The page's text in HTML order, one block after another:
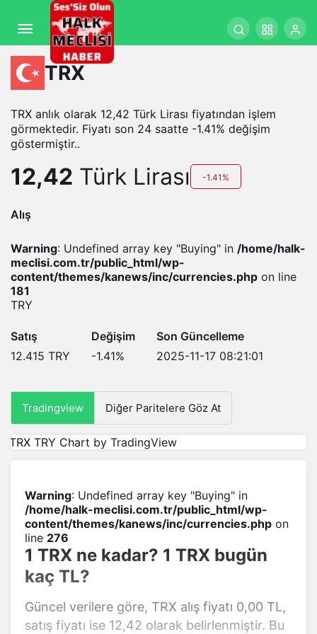
TRX
TRX anlık olarak 12,42 Türk Lirası fiyatından işlem
görmektedir. Fiyatı son 24 saatte -1.41% değişim
göstermiştir..
12,42 Türk Lirası -1.41%
Alış
Warning: Undefined array key "Buying" in /home/halk-
meclisi.com.tr/public_html/wp-
content/themes/kanews/inc/currencies.php on line
181
TRY
Satış
12.415 TRY
Değişim
-1.41%
Son Güncelleme
2025-11-17 08:21:01
Tradingview Diğer Paritelere Göz At
TRX TRY Chart by TradingView
Warning: Undefined array key "Buying" in
/home/halk-meclisi.com.tr/public_html/wp-
content/themes/kanews/inc/currencies.php on
line 276
1 TRX ne kadar? 1 TRX bugün
kaç TL?
Güncel verilere göre, TRX alış fiyatı 0,00 TL,
satış fiyatı ise 12,42 olarak belirlenmiştir. Bu